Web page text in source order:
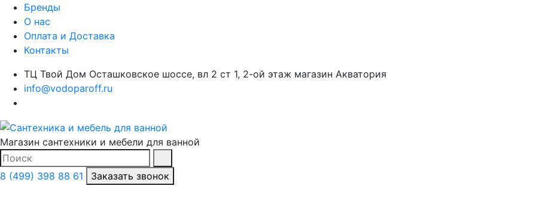
Бренды
О нас
Оплата и Доставка
Контакты
ТЦ Твой Дом Осташковское шоссе, вл 2 ст 1, 2-ой этаж магазин Акватория
info@vodoparoff.ru
Магазин сантехники и мебели для ванной
Поиск
8 (499) 398 88 61
Заказать звонок